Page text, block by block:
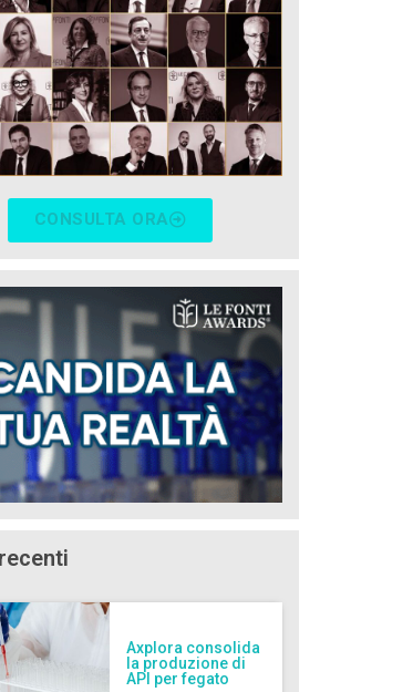
CONSULTA ORA
Axplora consolida
la produzione di
API per fegato